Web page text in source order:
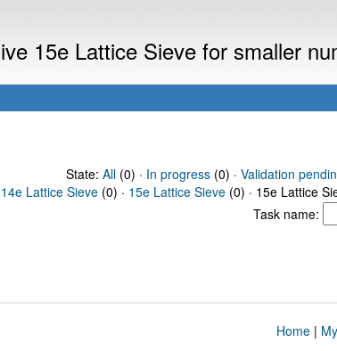
15e Lattice Sieve for smaller
State: All(0) · In progress(0) · Validation
14e Lattice Sieve (0) · 15e Lattice Sieve (0) · 15e Lattice
Task name:
Home|